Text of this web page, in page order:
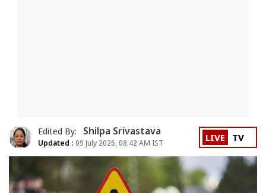
Edited By: Shilpa Srivastava
Updated : 09 July 2026, 08:42 AM IST LIVE TV